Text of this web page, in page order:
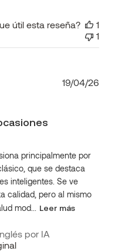
útil esta reseña?
1
1
principalmente por
que se destaca
inteligentes. Se ve
calidad, pero al mismo
mod...
Leer más
por IA
19/04/26